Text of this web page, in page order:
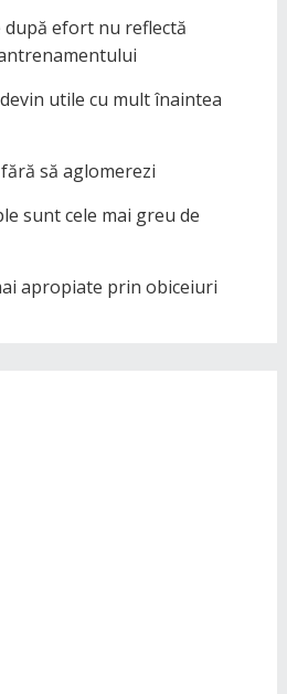
după efort nu reflectă
utile cu mult înaintea
să aglomerezi
sunt cele mai greu de
apropiate prin obiceiuri